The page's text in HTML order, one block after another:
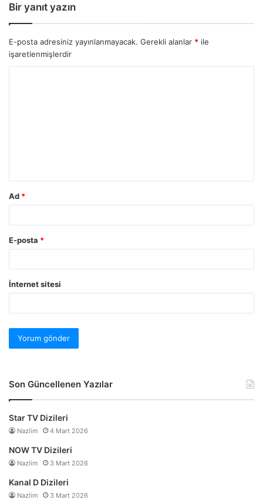
Bir yanıt yazın
E-posta adresiniz yayınlanmayacak. Gerekli alanlar * ile
işaretlenmişlerdir
Ad *
E-posta *
İnternet sitesi
Son Güncellenen Yazılar
Star TV Dizileri
Nazlim 4 Mart 2026
NOW TV Dizileri
Nazlim 3 Mart 2026
Kanal D Dizileri
Nazlim 3 Mart 2026